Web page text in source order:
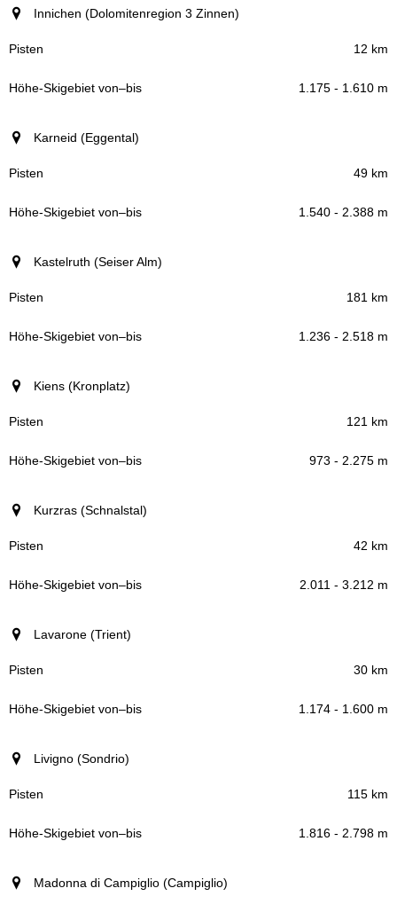
Innichen (Dolomitenregion 3 Zinnen)
12 km
1.175 - 1.610 m
Karneid (Eggental)
49 km
1.540 - 2.388 m
Kastelruth (Seiser Alm)
181 km
1.236 - 2.518 m
Kiens (Kronplatz)
121 km
973 - 2.275 m
Kurzras (Schnalstal)
42 km
2.011 - 3.212 m
Lavarone (Trient)
30 km
1.174 - 1.600 m
Livigno (Sondrio)
115 km
1.816 - 2.798 m
Madonna di Campiglio (Campiglio)